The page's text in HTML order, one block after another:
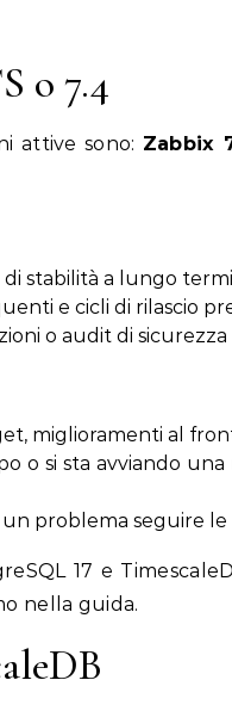
o 7.4
attive sono: Zabbix
di stabilità a lungo
e cicli di rilascio
o audit di sicurezza
miglioramenti al
o si sta avviando
problema seguire le
17 e
nella guida.